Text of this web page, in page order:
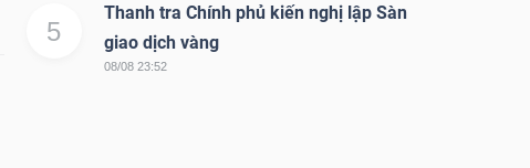
5
Thanh tra Chính phủ kiến nghị lập Sàn
giao dịch vàng
08/08 23:52